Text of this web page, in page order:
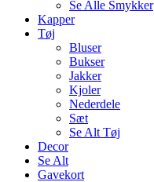
Se Alle Smykker
Kapper
Tøj
Bluser
Bukser
Jakker
Kjoler
Nederdele
Sæt
Se Alt Tøj
Decor
Se Alt
Gavekort